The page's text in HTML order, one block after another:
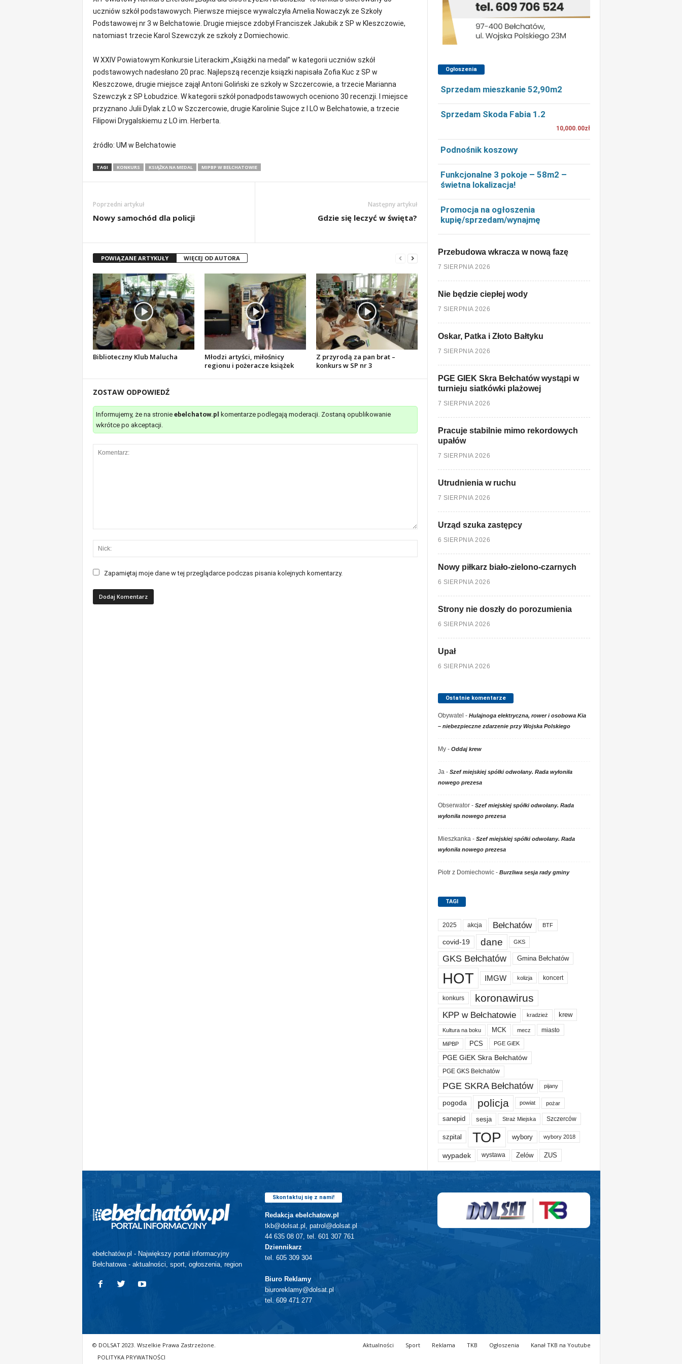
uczniów szkół podstawowych. Pierwsze miejsce wywalczyła Amelia Nowaczyk ze Szkoły
Podstawowej nr 3 w Bełchatowie. Drugie miejsce zdobył Franciszek Jakubik z SP w Kleszczowie,
natomiast trzecie Karol Szewczyk ze szkoły z Domiechowic.
W XXIV Powiatowym Konkursie Literackim „Książki na medal” w kategorii uczniów szkół
podstawowych nadesłano 20 prac. Najlepszą recenzje ksiązki napisała Zofia Kuc z SP w
Kleszczowe, drugie miejsce zajął Antoni Goliński ze szkoły w Szczercowie, a trzecie Marianna
Szewczyk z SP Łobudzice. W kategorii szkół ponadpodstawowych oceniono 30 recenzji. I miejsce
przyznano Julii Dylak z LO w Szczercowie, drugie Karolinie Sujce z I LO w Bełchatowie, a trzecie
Filipowi Drygalskiemu z LO im. Herberta.
źródło: UM w Bełchatowie
TAGI KONKURS KSIĄŻKA NA MEDAL MIPBP W BEŁCHATOWIE
Poprzedni artykuł
Nowy samochód dla policji
Następny artykuł
Gdzie się leczyć w święta?
POWIĄZANE ARTYKUŁY WIĘCEJ OD AUTORA
Biblioteczny Klub Malucha
Młodzi artyści, miłośnicy
regionu i pożeracze książek
Z przyrodą za pan brat –
konkurs w SP nr 3
ZOSTAW ODPOWIEDŹ
Informujemy, że na stronie ebelchatow.pl
komentarze podlegają moderacji. Zostaną opublikowanie
wkrótce po akceptacji.
Zapamiętaj moje dane w tej przeglądarce podczas pisania kolejnych komentarzy.
Ogłoszenia
Sprzedam mieszkanie 52,90m2
Sprzedam Skoda Fabia 1.2
10,000.00zł
Podnośnik koszowy
Funkcjonalne 3 pokoje – 58m2 –
świetna lokalizacja!
Promocja na ogłoszenia
kupię/sprzedam/wynajmę
Przebudowa wkracza w nową fazę
7 SIERPNIA 2026
Nie będzie ciepłej wody
7 SIERPNIA 2026
Oskar, Patka i Złoto Bałtyku
7 SIERPNIA 2026
PGE GIEK Skra Bełchatów wystąpi w
turnieju siatkówki plażowej
7 SIERPNIA 2026
Pracuje stabilnie mimo rekordowych
upałów
7 SIERPNIA 2026
Utrudnienia w ruchu
7 SIERPNIA 2026
Urząd szuka zastępcy
6 SIERPNIA 2026
Nowy piłkarz biało-zielono-czarnych
6 SIERPNIA 2026
Strony nie doszły do porozumienia
6 SIERPNIA 2026
Upał
6 SIERPNIA 2026
Ostatnie komentarze
Obywatel - Hulajnoga elektryczna, rower i osobowa Kia
– niebezpieczne zdarzenie przy Wojska Polskiego
My- Oddaj krew
Ja- Szef miejskiej spółki odwołany. Rada wyłoniła
nowego prezesa
Obserwator- Szef miejskiej spółki odwołany. Rada
wyłoniła nowego prezesa
Mieszkanka- Szef miejskiej spółki odwołany. Rada
wyłoniła nowego prezesa
Piotr z Domiechowic- Burzliwa sesja rady gminy
TAGI
2025 akcja Bełchatów BTF
covid-19 dane GKS
GKS Bełchatów Gmina Bełchatów
HOT IMGW kolizja koncert
konkurs koronawirus
KPP w Bełchatowie kradzież krew
Kultura na boku MCK mecz miasto
MiPBP PCS PGE GiEK
PGE GiEK Skra Bełchatów
PGE GKS Bełchatów
PGE SKRA Bełchatów pijany
pogoda policja powiat pożar
sanepid sesja Straż Miejska Szczerców
szpital TOP wybory wybory 2018
wypadek wystawa Zelów ZUS
ebełchatów.pl - Największy portal informacyjny
Bełchatowa - aktualności, sport, ogłoszenia, region
Skontaktuj się z nami!
Redakcja ebelchatow.pl
tkb@dolsat.pl, patrol@dolsat.pl
44 635 08 07, tel. 601 307 761
Dziennikarz
tel. 605 309 304
Biuro Reklamy
biuroreklamy@dolsat.pl
tel. 609 471 277
Aktualności Sport Reklama TKB Ogłoszenia Kanał TKB na Youtube
© DOLSAT 2023. Wszelkie Prawa Zastrzeżone.
POLITYKA PRYWATNOŚCI